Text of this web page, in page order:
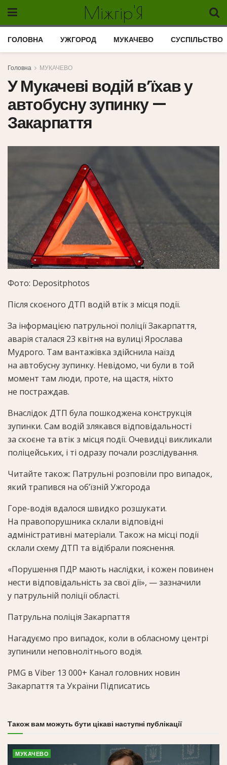
Міжгір'Я
ГОЛОВНА УЖГОРОД МУКАЧЕВО СУСПІЛЬСТВО
Головна МУКАЧЕВО
У Мукачеві водій в’їхав у
автобусну зупинку —
Закарпаття
Фото: Depositphotos
Після скоєного ДТП водій втік з місця події.
За інформацією патрульної поліції Закарпаття,
аварія сталася 23 квітня на вулиці Ярослава
Мудрого. Там вантажівка здійснила наїзд
на автобусну зупинку. Невідомо, чи були в той
момент там люди, проте, на щастя, ніхто
не постраждав.
Внаслідок ДТП була пошкоджена конструкція
зупинки. Сам водій злякався відповідальності
за скоєне та втік з місця події. Очевидці викликали
поліцейських, і ті одразу почали розслідування.
Читайте також: Патрульні розповіли про випадок,
який трапився на обʼїзній Ужгорода
Горе-водія вдалося швидко розшукати.
На правопорушника склали відповідні
адміністративні матеріали. Також на місці події
склали схему ДТП та відібрали пояснення.
«Порушення ПДР мають наслідки, і кожен повинен
нести відповідальність за свої дії», — зазначили
у патрульній поліції області.
Патрульна поліція Закарпаття
Нагадуємо про випадок, коли в обласному центрі
зупинили неповнолітнього водія.
PMG в Viber 13 000+ Канал головних новин
Закарпаття та України Підписатись
Також вам можуть бути цікаві наступні публікації
МУКАЧЕВО